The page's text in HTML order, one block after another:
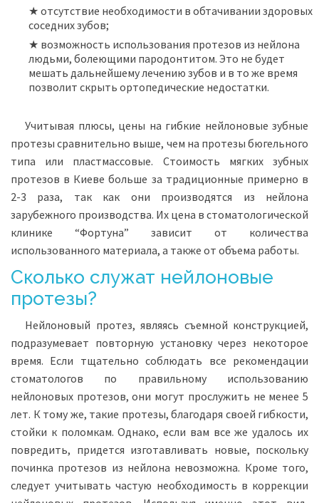
★ отсутствие необходимости в обтачивании здоровых
соседних зубов;
★ возможность использования протезов из нейлона
людьми, болеющими пародонтитом. Это не будет
мешать дальнейшему лечению зубов и в то же время
позволит скрыть ортопедические недостатки.
Учитывая плюсы, цены на гибкие нейлоновые зубные
протезы сравнительно выше, чем на протезы бюгельного
типа или пластмассовые. Стоимость мягких зубных
протезов в Киеве больше за традиционные примерно в
2-3 раза, так как они производятся из нейлона
зарубежного производства. Их цена в стоматологической
клинике “Фортуна” зависит от количества
использованного материала, а также от объема работы.
Сколько служат нейлоновые
протезы?
Нейлоновый протез, являясь съемной конструкцией,
подразумевает повторную установку через некоторое
время. Если тщательно соблюдать все рекомендации
стоматологов по правильному использованию
нейлоновых протезов, они могут прослужить не менее 5
лет. К тому же, такие протезы, благодаря своей гибкости,
стойки к поломкам. Однако, если вам все же удалось их
повредить, придется изготавливать новые, поскольку
починка протезов из нейлона невозможна. Кроме того,
следует учитывать частую необходимость в коррекции